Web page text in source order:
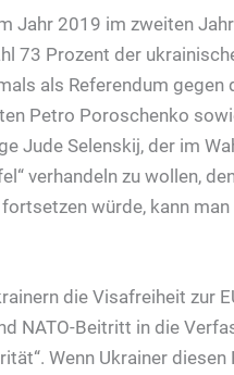
Jahr 2019 im zweiten
73 Prozent der
als Referendum
Petro Poroschenko
Jude Selenskij, der im
verhandeln zu wollen,
würde, kann
die Visafreiheit zur
NATO-Beitritt in die
Wenn Ukrainer